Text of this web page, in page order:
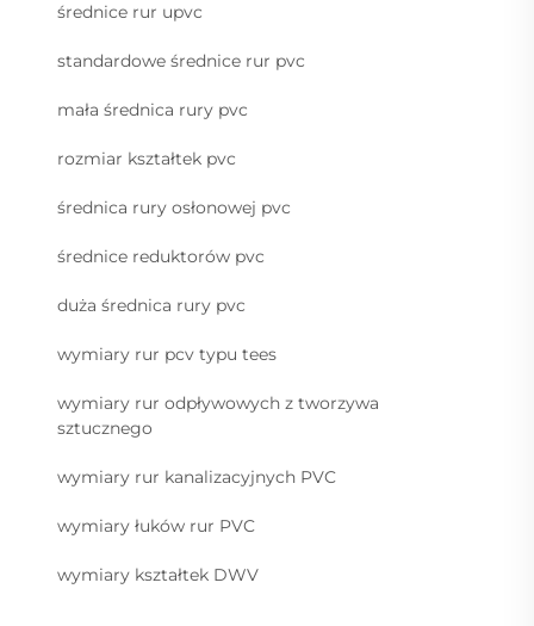
średnice rur upvc
standardowe średnice rur pvc
mała średnica rury pvc
rozmiar kształtek pvc
średnica rury osłonowej pvc
średnice reduktorów pvc
duża średnica rury pvc
wymiary rur pcv typu tees
wymiary rur odpływowych z tworzywa
sztucznego
wymiary rur kanalizacyjnych PVC
wymiary łuków rur PVC
wymiary kształtek DWV